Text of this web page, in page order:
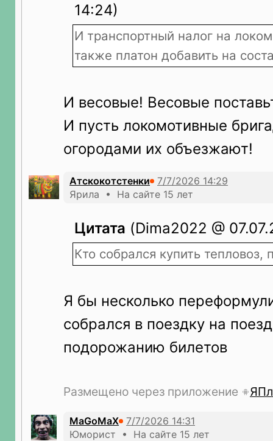
14:24)
И транспортный налог на
также платон добавить на
И весовые! Весовые
И пусть локомотивные
огородами их объезжают!
Атскокотстенки
Ярила • На сайте 15 лет
Цитата (Dima2022 @
Кто собрался купить тепловоз,
Я бы несколько
собрался в поездку на
подорожанию билетов
Размещено через приложение
MaGoMaX
Юморист • На сайте 15 лет